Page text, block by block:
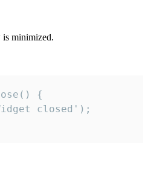
is minimized.
{
closed');